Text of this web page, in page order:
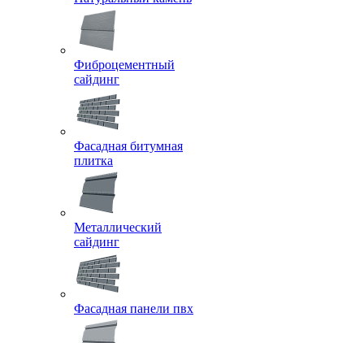
Фиброцементный
сайдинг
Фасадная битумная
плитка
Металлический
сайдинг
Фасадная панели пвх